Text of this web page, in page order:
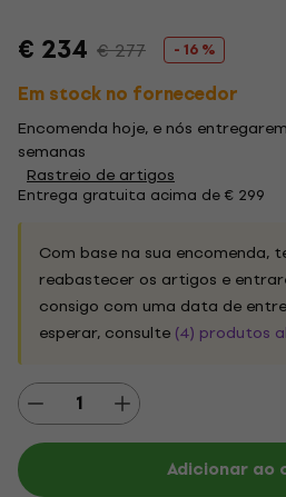
€ 234 € 277 - 16 %
Em stock no fornecedor
Encomenda hoje, e nós
semanas
Rastreio de artigos
Entrega gratuita acima de € 299
Com base na sua encomenda,
reabastecer os artigos e
consigo com uma data de
esperar, consulte (4) produtos
Adicionar ao